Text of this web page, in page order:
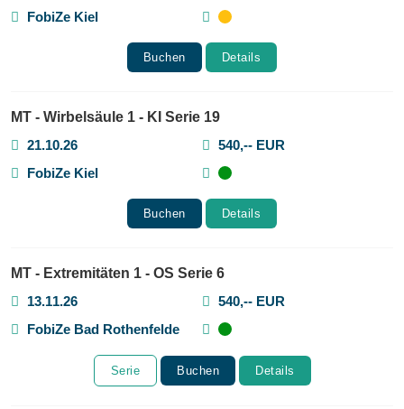
FobiZe Kiel
Buchen Details
MT - Wirbelsäule 1 - KI Serie 19
21.10.26
540,-- EUR
FobiZe Kiel
Buchen Details
MT - Extremitäten 1 - OS Serie 6
13.11.26
540,-- EUR
FobiZe Bad Rothenfelde
Serie Buchen Details